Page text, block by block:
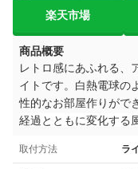
楽天市場
商品概要
レトロ感にあふれる、
イトです。白熱電球の
性的なお部屋作りがで
経過とともに変化する
取付方法 ラ